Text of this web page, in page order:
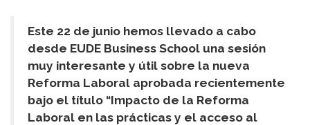
Este 22 de junio hemos llevado a cabo
desde EUDE Business School una sesión
muy interesante y útil sobre la nueva
Reforma Laboral aprobada recientemente
bajo el título “Impacto de la Reforma
Laboral en las prácticas y el acceso al